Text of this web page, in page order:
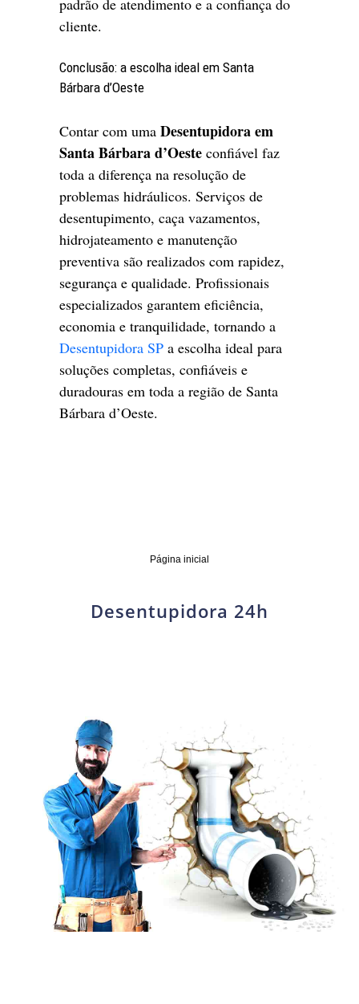
cliente.
Conclusão: a escolha ideal em Santa
Bárbara d’Oeste
Contar com uma Desentupidora em
Santa Bárbara d’Oeste confiável faz
toda a diferença na resolução de
problemas hidráulicos. Serviços de
desentupimento, caça vazamentos,
hidrojateamento e manutenção
preventiva são realizados com rapidez,
segurança e qualidade. Profissionais
especializados garantem eficiência,
economia e tranquilidade, tornando a
Desentupidora SP a escolha ideal para
soluções completas, confiáveis e
duradouras em toda a região de Santa
Bárbara d’Oeste.
Página inicial
Desentupidora 24h